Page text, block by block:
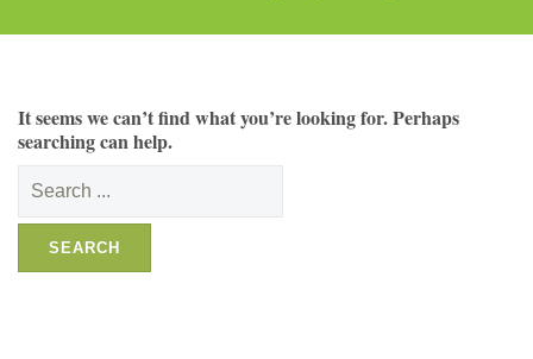
YOGA I TRENINZI
It seems we can’t find what you’re looking for. Perhaps
searching can help.
for: